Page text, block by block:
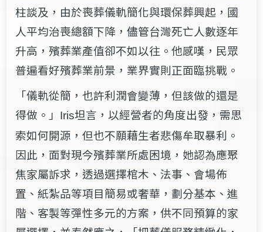
柱談及，由於喪葬儀軌簡化與環保葬興起，國
人平均治喪總額下降，儘管台灣死亡人數逐年
升高，殯葬業產值卻不如以往。他感嘆，民眾
普遍看好殯葬業前景，業界實則正面臨挑戰。
「儀軌從簡，也許利潤會變薄，但該做的還是
得做。」
Iris坦言，以經營者的角度出發，需思
索如何開源，但也不願藉生者悲傷牟取暴利。
因此，面對現今殯葬業所處困境，她認為應聚
焦家屬訴求，透過選擇棺木、法事、會場佈
置、紙紮品等項目簡易或奢華，劃分基本、進
階、客製等彈性多元的方案，供不同預算的家